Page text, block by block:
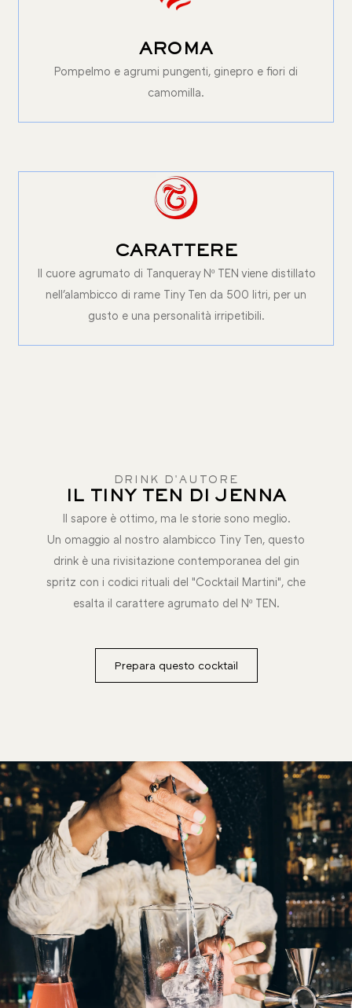
AROMA
Pompelmo e agrumi pungenti, ginepro e fiori di
camomilla.
CARATTERE
Il cuore agrumato di Tanqueray Nº TEN viene distillato
nell'alambicco di rame Tiny Ten da 500 litri, per un
gusto e una personalità irripetibili.
DRINK D'AUTORE
IL TINY TEN DI JENNA
Il sapore è ottimo, ma le storie sono meglio.
Un omaggio al nostro alambicco Tiny Ten, questo
drink è una rivisitazione contemporanea del gin
spritz con i codici rituali del "Cocktail Martini", che
esalta il carattere agrumato del Nº TEN.
Prepara questo cocktail